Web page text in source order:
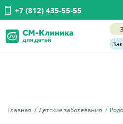
+7 (812) 435-55-55
Главная Детские заболевания
Услуги